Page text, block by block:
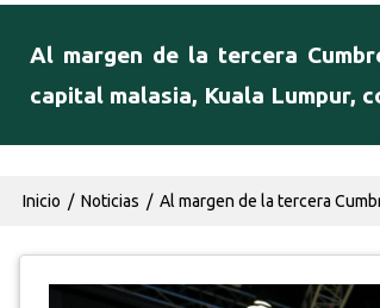
Al margen de la tercera
capital malasia, Kuala Lumpur,
Ruta de navegación
Inicio Noticias Al margen de la tercera